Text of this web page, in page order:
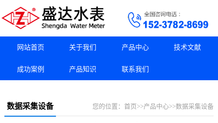
网站首页 关于我们 产品中心 技术文献
成功案例 产品知识 联系我们
您的位置：首页>>产品中心>>数据采集设备
数据采集设备